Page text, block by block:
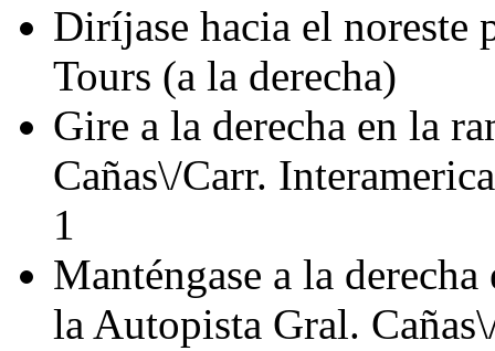
Diríjase hacia el noreste
Tours (a la derecha)
Gire a la derecha en la
Cañas\/Carr.
1
Manténgase a la
la Autopista Gral.